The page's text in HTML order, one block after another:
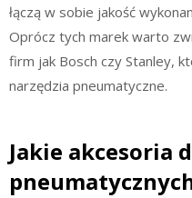
łączą w sobie jakość
Oprócz tych marek warto
firm jak Bosch czy Stanley,
narzędzia pneumatyczne.
Jakie akcesoria